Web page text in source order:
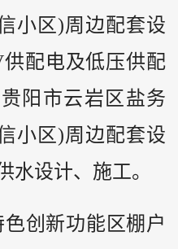
小区)周边配套设
配电及低压供配
阳市云岩区盐务
小区)周边配套设
水设计、施工。
创新功能区棚户